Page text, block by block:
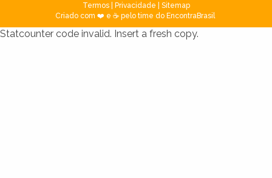
Termos| Privacidade
Sitemap
Criado com ❤️ e ☕ pelo time do EncontraBrasil
Statcounter code invalid. Insert a fresh copy.